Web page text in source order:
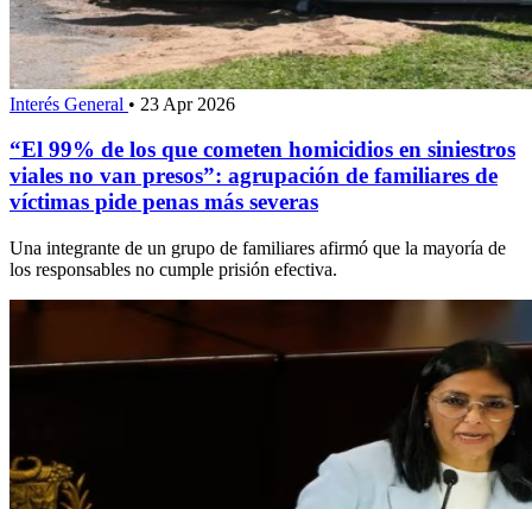
Interés General • 23 Apr 2026
“El 99% de los que cometen homicidios en siniestros
viales no van presos”: agrupación de familiares de
víctimas pide penas más severas
Una integrante de un grupo de familiares afirmó que la mayoría de
los responsables no cumple prisión efectiva.